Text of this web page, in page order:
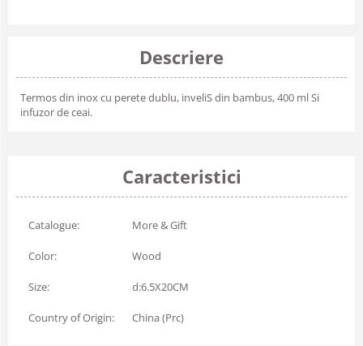
Descriere
Termos din inox cu perete dublu, inveliS din bambus, 400 ml Si
infuzor de ceai.
Caracteristici
Catalogue: More & Gift
Color: Wood
Size: d:6.5X20CM
Country of Origin: China (Prc)